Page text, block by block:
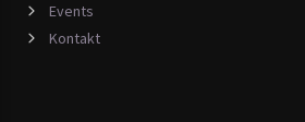
Events
Kontakt